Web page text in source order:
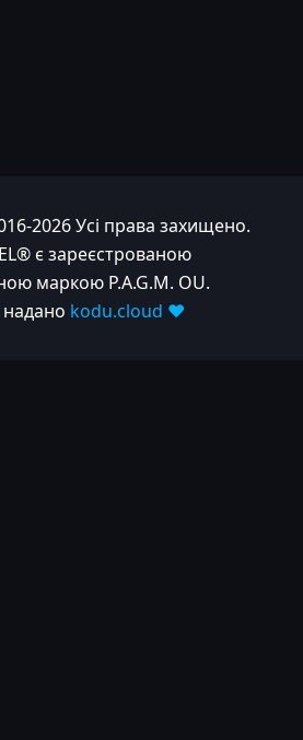
2026 Усі права захищено.
є зареєстрованою
маркою P.A.G.M. OU.
надано kodu.cloud ❤️